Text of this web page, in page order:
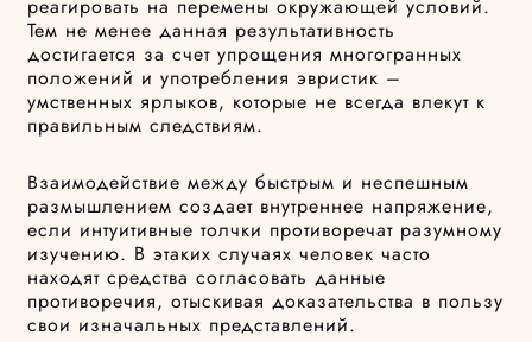
реагировать на перемены окружающей условий.
Тем не менее данная результативность
достигается за счет упрощения многогранных
положений и употребления эвристик –
умственных ярлыков, которые не всегда влекут к
правильным следствиям.
Взаимодействие между быстрым и неспешным
размышлением создает внутреннее напряжение,
если интуитивные толчки противоречат разумному
изучению. В этаких случаях человек часто
находят средства согласовать данные
противоречия, отыскивая доказательства в пользу
свои изначальных представлений.